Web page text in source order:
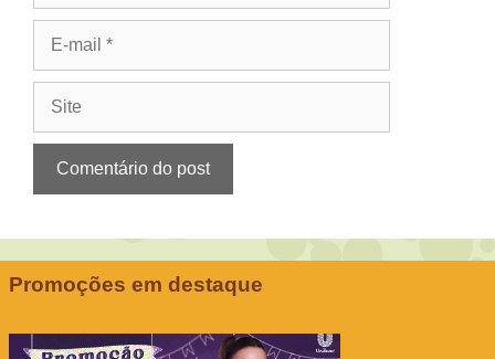
Promoções em destaque